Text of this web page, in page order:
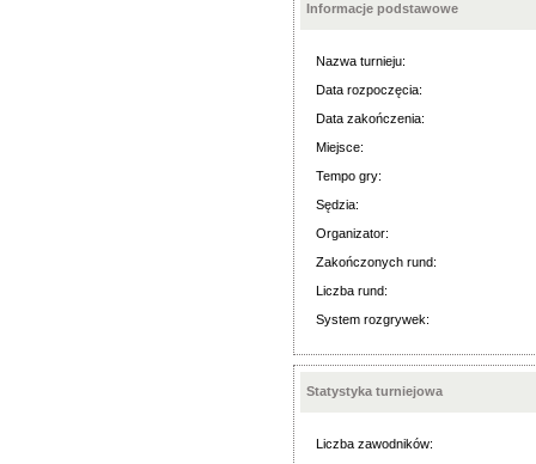
Informacje podstawowe
Nazwa turnieju:
Data rozpoczęcia:
Data zakończenia:
Miejsce:
Tempo gry:
Sędzia:
Organizator:
Zakończonych rund:
Liczba rund:
System rozgrywek:
Statystyka turniejowa
Liczba zawodników: